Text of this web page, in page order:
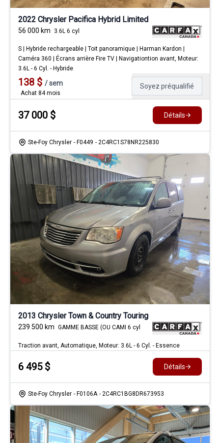
2022 Chrysler Pacifica Hybrid Limited
56 000 km 3.6L 6 cyl
S | Hybride rechargeable | Toit panoramique | Harman Kardon |
Caméra 360 | Écrans arrière Fire TV | Navigationtion avant, Moteur:
3.6L - 6 Cyl. - Hybride
138 $ /sem
Achat 84 mois
Soyez préqualifié
37 000 $ Détails
Ste-Foy Chrysler - F0449 - 2C4RC1S78NR225830
2013 Chrysler Town & Country Touring
239 500 km GAMME BASSE (OU CAMI 6 cyl
Traction avant, Automatique, Moteur: 3.6L - 6 Cyl. - Essence
6 495$ Détails
Ste-Foy Chrysler - F0106A - 2C4RC1BG8DR673953